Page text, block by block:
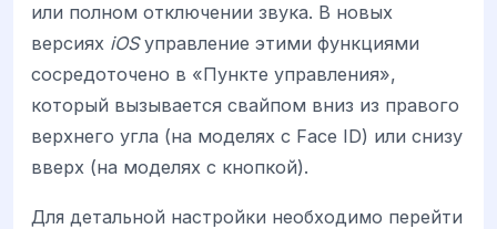
или полном отключении звука. В новых
версиях iOSуправление этими функциями
сосредоточено в «Пункте управления»,
который вызывается свайпом вниз из правого
верхнего угла (на моделях с Face ID) или снизу
вверх (на моделях с кнопкой).
Для детальной настройки необходимо перейти